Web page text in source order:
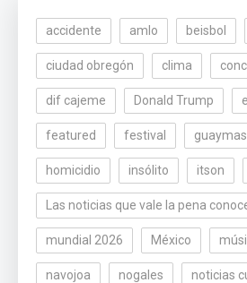
accidente amlo beisbol
ciudad obregón clima
dif cajeme Donald Trump
featured festival guaymas
homicidio insólito itson
Las noticias que vale la pena
mundial 2026 México
navojoa nogales noticias